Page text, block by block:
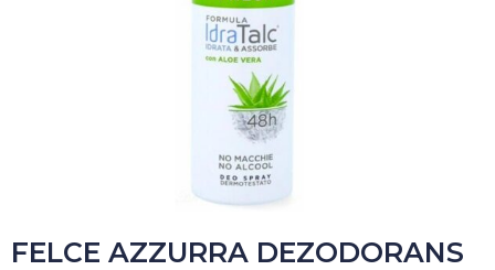
FELCE AZZURRA DEZODORANS